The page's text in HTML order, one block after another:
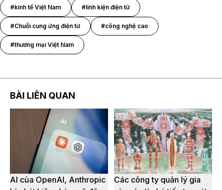
#kinh tế Việt Nam #linh kiện điện tử
#Chuỗi cung ứng điện tử #công nghệ cao
#thương mại Việt Nam
BÀI LIÊN QUAN
AI của OpenAI, Anthropic
Các công ty quản lý gia